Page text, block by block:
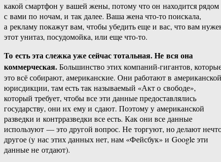
какой смартфон у вашей жены, потому что он находится рядом
с вами по ночам, и так далее. Ваша жена что-то поискала,
а рекламу покажут вам, чтобы убедить еще и вас, что вам
этот унитаз, посудомойка, или еще что-то.
То есть эта слежка уже сейчас тотальная. Не вся она
коммерческая.Большинство этих компаний-гигантов,
это всё собирают, американские. Они работают в американской
юрисдикции, там есть так называемый «Акт о свободе»,
который требует, чтобы все эти данные предоставлялись
государству, они их ему и сдают. Поэтому у американской
разведки и контрразведки все есть. Как они все данные
используют — это другой вопрос. Не торгуют, но делают
другое (у нас этих данных нет, нам «Фейсбук» и Google эти
данные не отдают).